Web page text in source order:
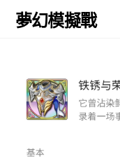
Skip
夢幻模擬戰